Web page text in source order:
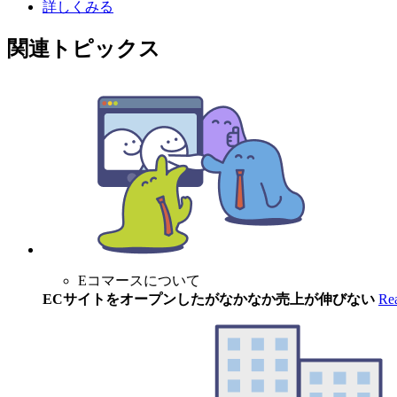
詳しくみる
関連トピックス
Eコマースについて
ECサイトをオープンしたがなかなか売上が伸びない